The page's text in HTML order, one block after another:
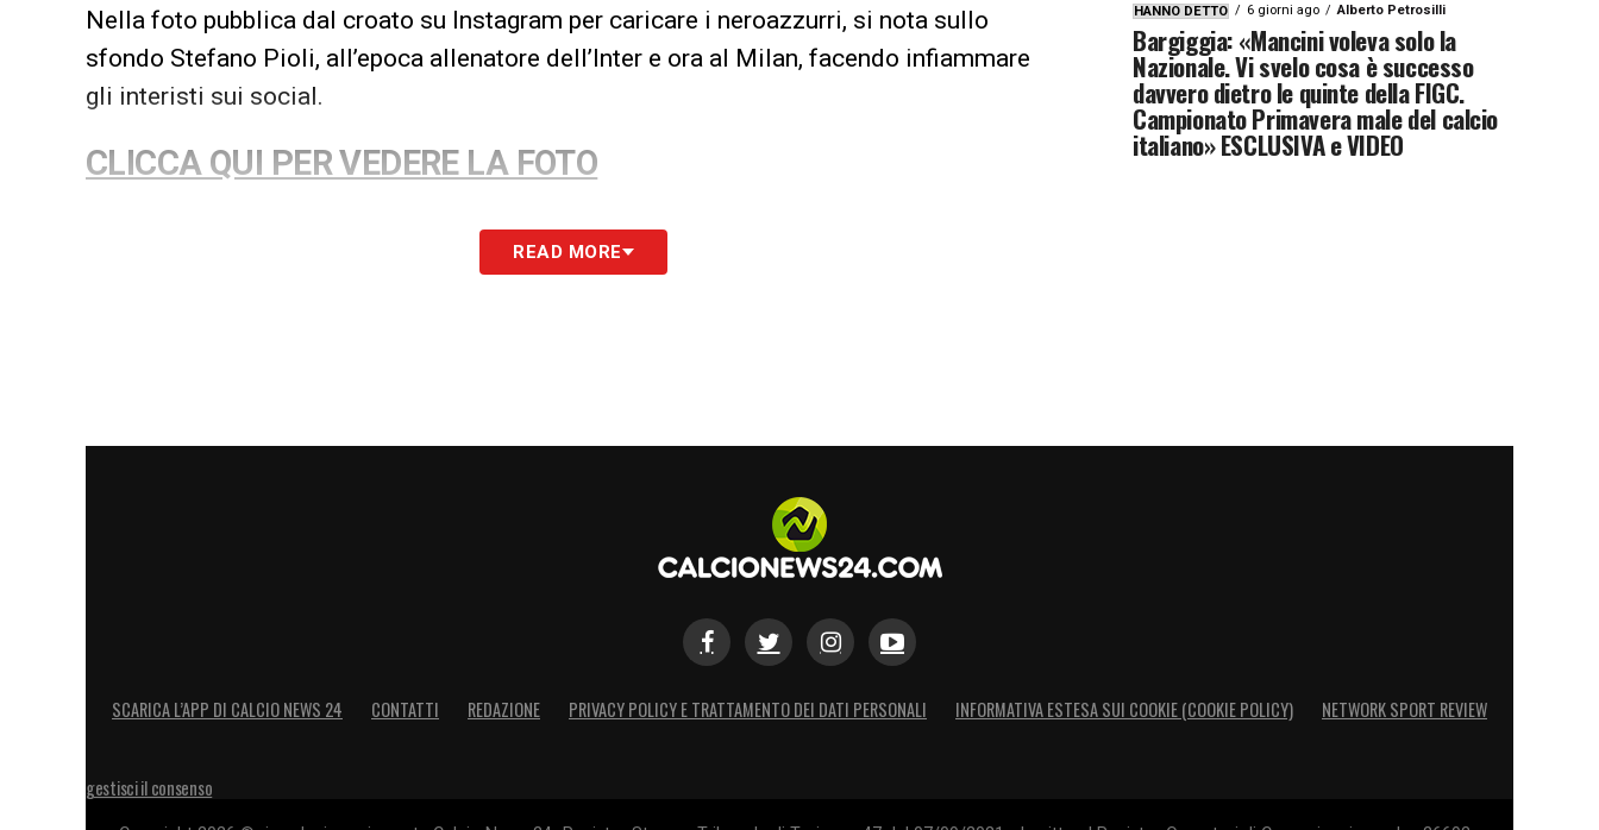
Nella foto pubblica dal croato su Instagram per caricare i neroazzurri, si nota sullo
sfondo Stefano Pioli, all’epoca allenatore dell’Inter e ora al Milan, facendo infiammare
gli interisti sui social.
CLICCA QUI PER VEDERE LA FOTO
LA PLAYLIST DELLE NOSTRE TOP NEWSREAD MORE
HANNO DETTO 6 giorni ago Alberto Petrosilli
Bargiggia: «Mancini voleva solo la
Nazionale. Vi svelo cosa è successo
davvero dietro le quinte della FIGC.
Campionato Primavera male del calcio
italiano» ESCLUSIVA e VIDEO
SCARICA L’APP DI CALCIO NEWS 24 CONTATTI REDAZIONE PRIVACY POLICY E TRATTAMENTO DEI DATI PERSONALI INFORMATIVA ESTESA SUI COOKIE (COOKIE POLICY) NETWORK SPORT REVIEW
gestisci il consenso